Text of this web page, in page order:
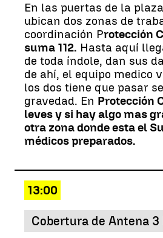
En las puertas de la
ubican dos zonas de
coordinación Protección
suma 112. Hasta aquí
de toda índole, dan sus
de ahí, el equipo medico
los dos tiene que pasar
gravedad. En Protección
leves y si hay algo mas
otra zona donde esta el
médicos preparados.
13:00
Cobertura de Antena